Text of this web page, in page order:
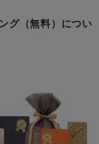
グ（無料）につい